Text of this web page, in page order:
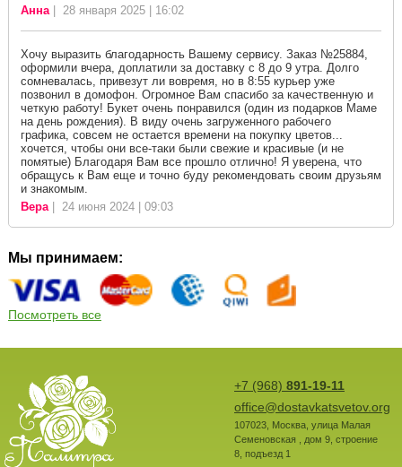
Анна| 28 января 2025 | 16:02
Хочу выразить благодарность Вашему сервису. Заказ №25884,
оформили вчера, доплатили за доставку с 8 до 9 утра. Долго
сомневалась, привезут ли вовремя, но в 8:55 курьер уже
позвонил в домофон. Огромное Вам спасибо за качественную и
четкую работу! Букет очень понравился (один из подарков Маме
на день рождения). В виду очень загруженного рабочего
графика, совсем не остается времени на покупку цветов...
хочется, чтобы они все-таки были свежие и красивые (и не
помятые) Благодаря Вам все прошло отлично! Я уверена, что
обращусь к Вам еще и точно буду рекомендовать своим друзьям
и знакомым.
Вера| 24 июня 2024 | 09:03
Мы принимаем:
Посмотреть все
+7 (968) 891-19-11
office@dostavkatsvetov.org
107023, Москва, улица Малая
Семеновская , дом 9, строение
8, подъезд 1